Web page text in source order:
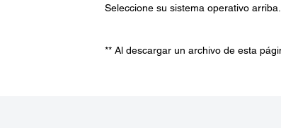
Seleccione su sistema operativo arriba.
** Al descargar un archivo de esta